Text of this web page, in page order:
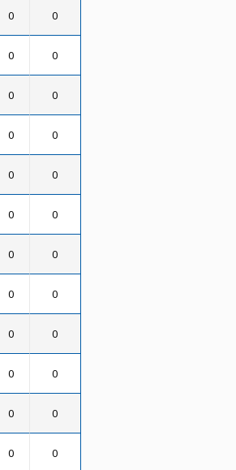
0 0
0 0
0 0
0 0
0 0
0 0
0 0
0 0
0 0
0 0
0 0
0 0